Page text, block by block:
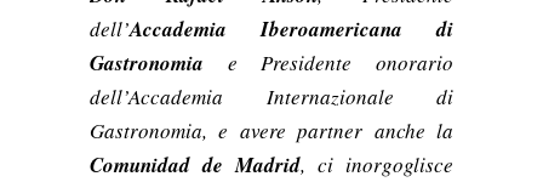
dell’Accademia Iberoamericana di
Gastronomia e Presidente onorario
dell’Accademia Internazionale di
Gastronomia, e avere partner anche la
Comunidad de Madrid, ci inorgoglisce